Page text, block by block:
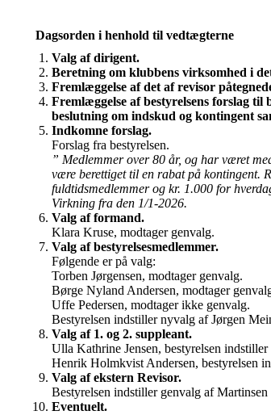
Dagsorden i henhold til vedtægterne
Valg af dirigent.
Beretning om klubbens virksomhed i
Fremlæggelse af det af revisor
Fremlæggelse af bestyrelsens forslag
beslutning om indskud og kontingent
Indkomne forslag.
Forslag fra bestyrelsen.
” Medlemmer over 80 år, og har været
være berettiget til en rabat på kontingent.
fuldtidsmedlemmer og kr. 1.000 for
Virkning fra den 1/1-2026.
Valg af formand.
Klara Kruse, modtager genvalg.
Valg af bestyrelsesmedlemmer.
Følgende er på valg:
Torben Jørgensen, modtager genvalg.
Børge Nyland Andersen, modtager
Uffe Pedersen, modtager ikke genvalg.
Bestyrelsen indstiller nyvalg af Jørgen
Valg af 1. og 2. suppleant.
Ulla Kathrine Jensen, bestyrelsen
Henrik Holmkvist Andersen, bestyrelsen
Valg af ekstern Revisor.
Bestyrelsen indstiller genvalg af Martinsen
Eventuelt.